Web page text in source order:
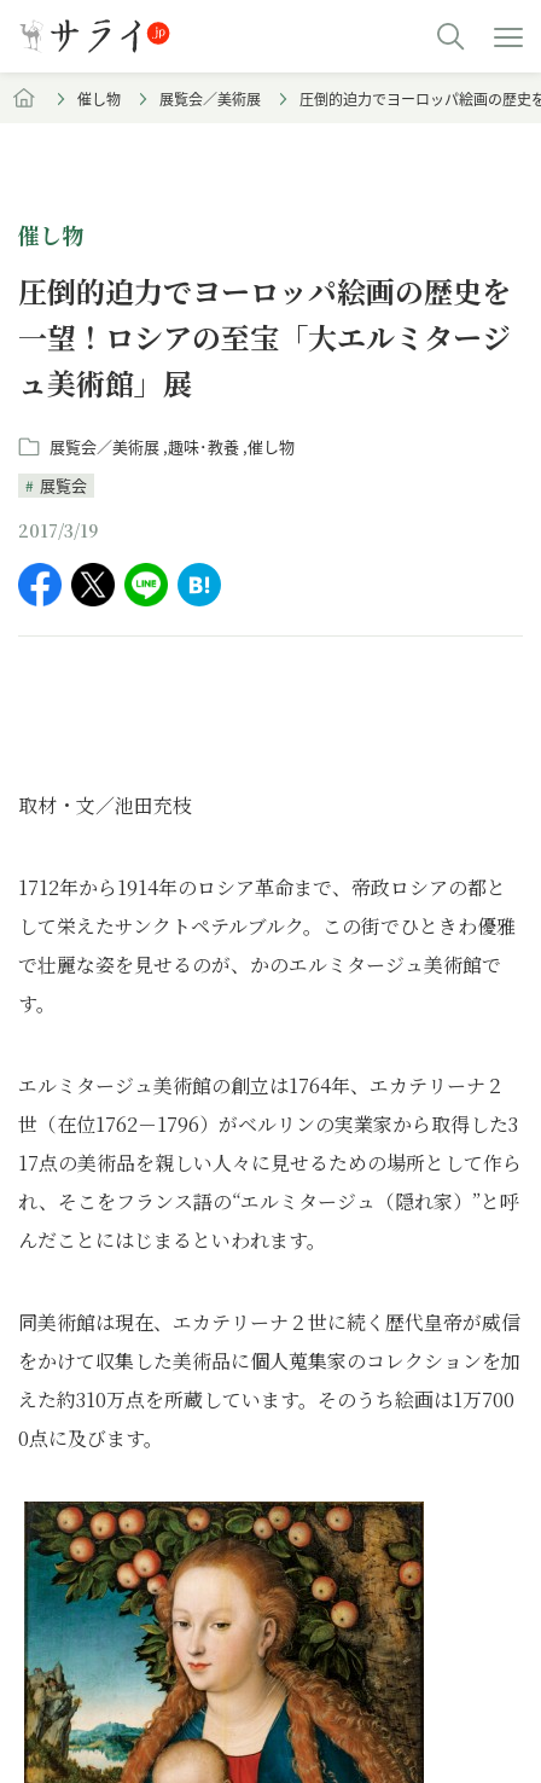
催し物 展覧会／美術展 圧倒的迫力でヨーロッパ絵画の歴史
催し物
圧倒的迫力でヨーロッパ絵画の歴史を
一望！ロシアの至宝「大エルミタージ
ュ美術館」展
展覧会／美術展 趣味･教養 催し物
展覧会
2017/3/19
取材・文／池田充枝
1712年から1914年のロシア革命まで、帝政ロシアの都と
して栄えたサンクトペテルブルク。この街でひときわ優雅
で壮麗な姿を見せるのが、かのエルミタージュ美術館で
す。
エルミタージュ美術館の創立は1764年、エカテリーナ２
世（在位1762－1796）がベルリンの実業家から取得した3
17点の美術品を親しい人々に見せるための場所として作ら
れ、そこをフランス語の“エルミタージュ（隠れ家）”と呼
んだことにはじまるといわれます。
同美術館は現在、エカテリーナ２世に続く歴代皇帝が威信
をかけて収集した美術品に個人蒐集家のコレクションを加
えた約310万点を所蔵しています。そのうち絵画は1万700
0点に及びます。